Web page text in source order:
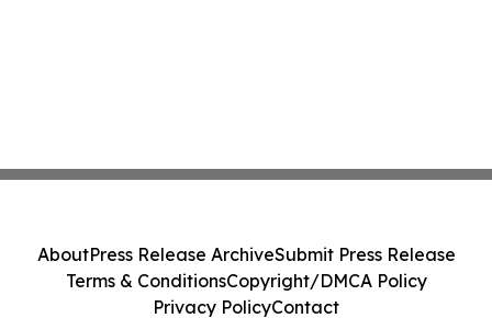
AboutPress Release ArchiveSubmit Press Release
Terms & ConditionsCopyright/DMCA Policy
Privacy PolicyContact